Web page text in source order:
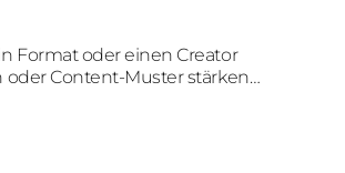
Format oder einen Creator
oder Content-Muster stärken